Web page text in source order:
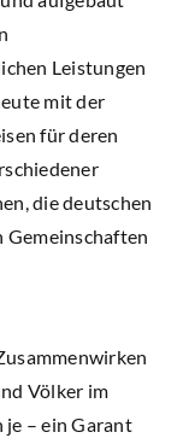
Leistungen
mit der
für deren
die deutschen
Völker im
je – ein Garant